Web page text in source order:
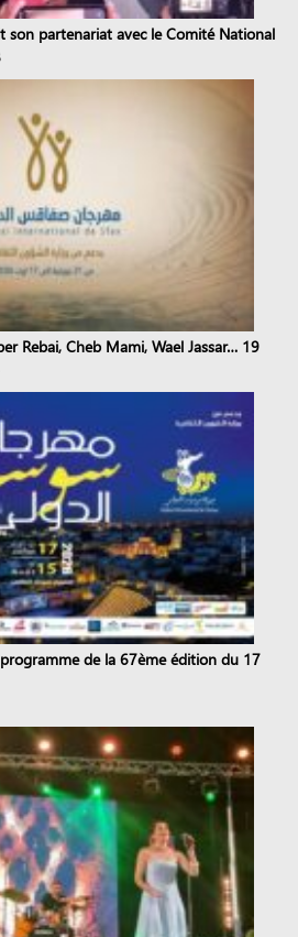
son partenariat avec le Comité National
Rebai, Cheb Mami, Wael Jassar… 19
de la 67ème édition du 17